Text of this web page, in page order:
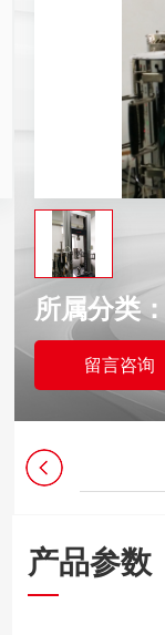
所属分类：
留言咨询
产品参数